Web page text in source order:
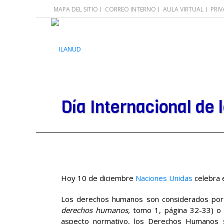
MAPA DEL SITIO CORREO INTERNO AULA VIRTUAL
Día Internacional de
Hoy 10 de diciembre Naciones Unidas celebra
Los derechos humanos son considerados
derechos humanos,tomo 1, página 32-33) o
aspecto normativo, los Derechos